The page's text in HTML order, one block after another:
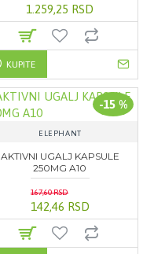
1.259,25 RSD
KUPITE
-15 %
ELEPHANT
AKTIVNI UGALJ KAPSULE
250MG A10
142,46 RSD
167,60 RSD